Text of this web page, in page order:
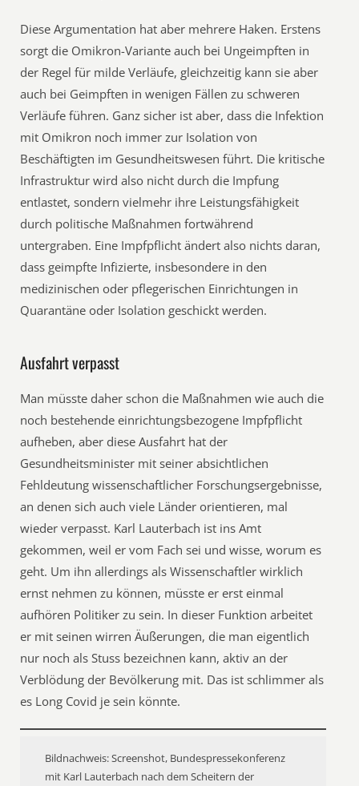
Diese Argumentation hat aber mehrere Haken. Erstens
sorgt die Omikron-Variante auch bei Ungeimpften in
der Regel für milde Verläufe, gleichzeitig kann sie aber
auch bei Geimpften in wenigen Fällen zu schweren
Verläufe führen. Ganz sicher ist aber, dass die Infektion
mit Omikron noch immer zur Isolation von
Beschäftigten im Gesundheitswesen führt. Die kritische
Infrastruktur wird also nicht durch die Impfung
entlastet, sondern vielmehr ihre Leistungsfähigkeit
durch politische Maßnahmen fortwährend
untergraben. Eine Impfpflicht ändert also nichts daran,
dass geimpfte Infizierte, insbesondere in den
medizinischen oder pflegerischen Einrichtungen in
Quarantäne oder Isolation geschickt werden.
Ausfahrt verpasst
Man müsste daher schon die Maßnahmen wie auch die
noch bestehende einrichtungsbezogene Impfpflicht
aufheben, aber diese Ausfahrt hat der
Gesundheitsminister mit seiner absichtlichen
Fehldeutung wissenschaftlicher Forschungsergebnisse,
an denen sich auch viele Länder orientieren, mal
wieder verpasst. Karl Lauterbach ist ins Amt
gekommen, weil er vom Fach sei und wisse, worum es
geht. Um ihn allerdings als Wissenschaftler wirklich
ernst nehmen zu können, müsste er erst einmal
aufhören Politiker zu sein. In dieser Funktion arbeitet
er mit seinen wirren Äußerungen, die man eigentlich
nur noch als Stuss bezeichnen kann, aktiv an der
Verblödung der Bevölkerung mit. Das ist schlimmer als
es Long Covid je sein könnte.
Bildnachweis: Screenshot, Bundespressekonferenz
mit Karl Lauterbach nach dem Scheitern der